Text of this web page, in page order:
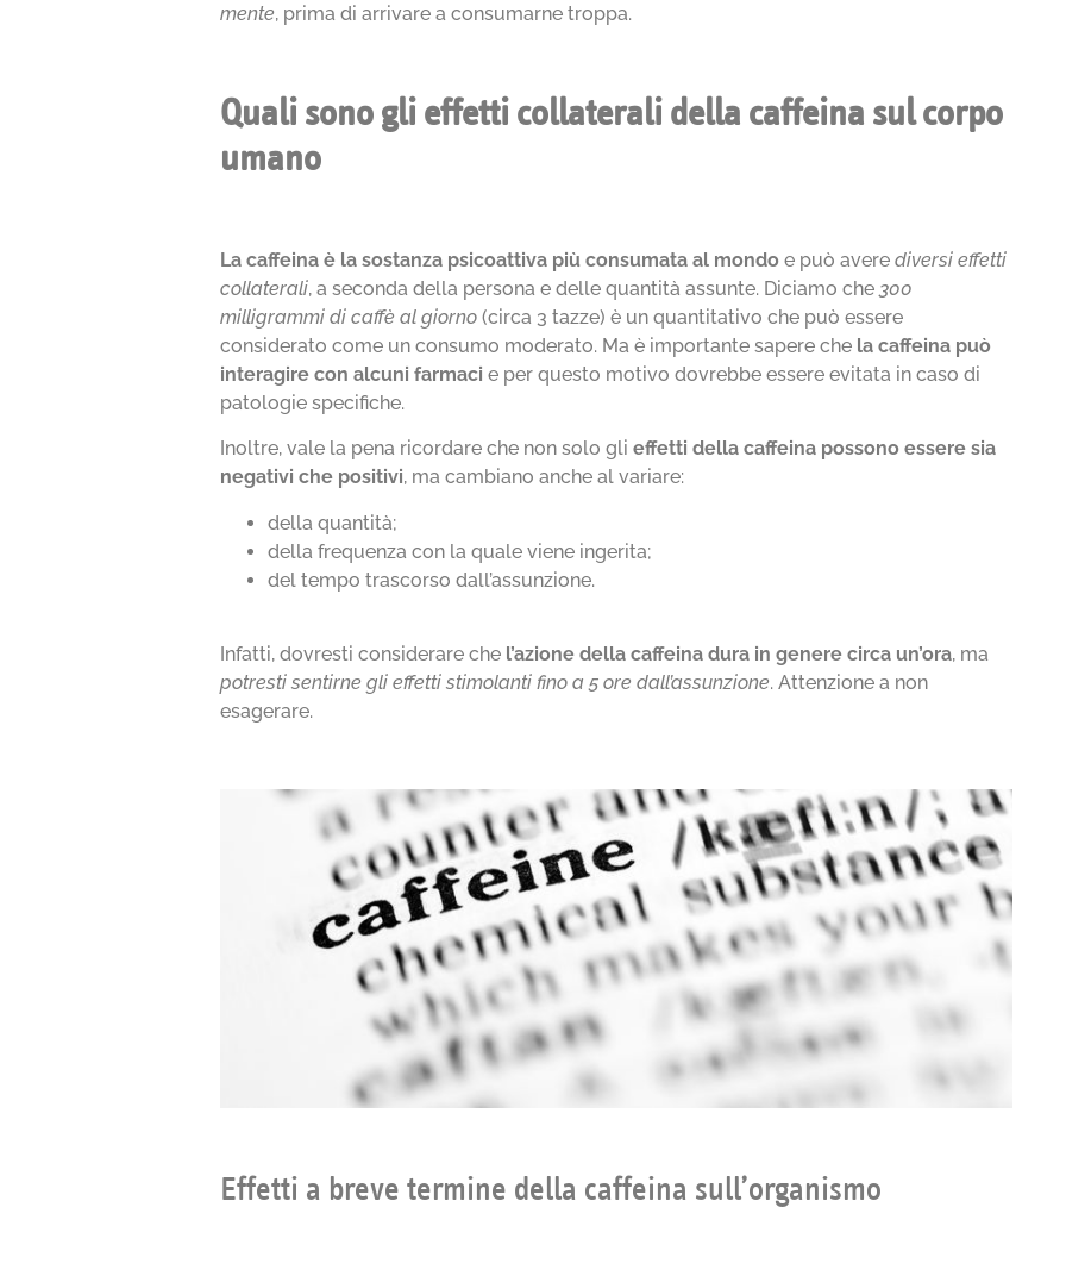
mente, prima di arrivare a consumarne troppa.
Quali sono gli effetti collaterali della caffeina sul corpo
umano
La caffeina è la sostanza psicoattiva più consumata al mondo e può averediversi effetti
collaterali, a seconda della persona e delle quantità assunte. Diciamo che300
milligrammi di caffè al giorno (circa 3 tazze) è un quantitativo che può essere
considerato come un consumo moderato. Ma è importante sapere che la caffeina può
interagire con alcuni farmaci e per questo motivo dovrebbe essere evitata in caso di
patologie specifiche.
Inoltre, vale la pena ricordare che non solo glieffetti della caffeina possono essere sia
negativi che positivi, ma cambiano anche al variare:
della quantità;
della frequenza con la quale viene ingerita;
del tempo trascorso dall’assunzione.
Infatti, dovresti considerare che l’azione della caffeina dura in genere circa un’ora, ma
potresti sentirne gli effetti stimolanti fino a 5 ore dall’assunzione. Attenzione a non
esagerare.
Effetti a breve termine della caffeina sull’organismo